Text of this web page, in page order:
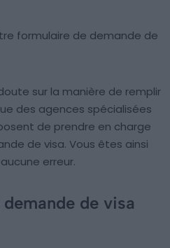
formulaire de demande de
sur la manière de remplir
des agences spécialisées
de prendre en charge
de visa. Vous êtes ainsi
erreur.
de visa